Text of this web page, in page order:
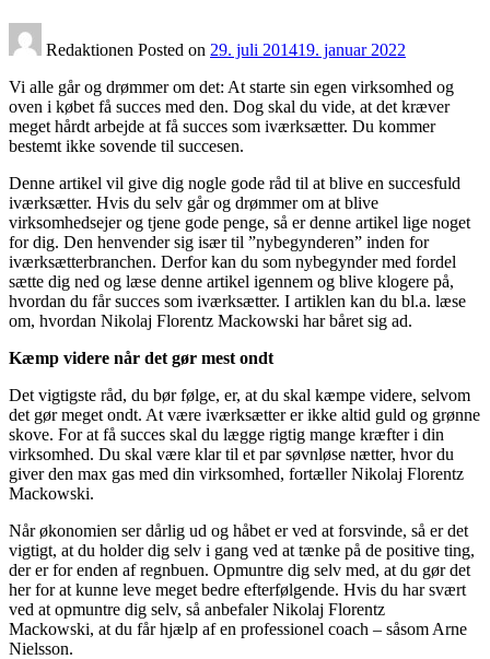
Redaktionen Posted on 29. juli 201419. januar 2022
Vi alle går og drømmer om det: At starte sin egen virksomhed og
oven i købet få succes med den. Dog skal du vide, at det kræver
meget hårdt arbejde at få succes som iværksætter. Du kommer
bestemt ikke sovende til succesen.
Denne artikel vil give dig nogle gode råd til at blive en succesfuld
iværksætter. Hvis du selv går og drømmer om at blive
virksomhedsejer og tjene gode penge, så er denne artikel lige noget
for dig. Den henvender sig især til ”nybegynderen” inden for
iværksætterbranchen. Derfor kan du som nybegynder med fordel
sætte dig ned og læse denne artikel igennem og blive klogere på,
hvordan du får succes som iværksætter. I artiklen kan du bl.a. læse
om, hvordan Nikolaj Florentz Mackowski har båret sig ad.
Kæmp videre når det gør mest ondt
Det vigtigste råd, du bør følge, er, at du skal kæmpe videre, selvom
det gør meget ondt. At være iværksætter er ikke altid guld og grønne
skove. For at få succes skal du lægge rigtig mange kræfter i din
virksomhed. Du skal være klar til et par søvnløse nætter, hvor du
giver den max gas med din virksomhed, fortæller Nikolaj Florentz
Mackowski.
Når økonomien ser dårlig ud og håbet er ved at forsvinde, så er det
vigtigt, at du holder dig selv i gang ved at tænke på de positive ting,
der er for enden af regnbuen. Opmuntre dig selv med, at du gør det
her for at kunne leve meget bedre efterfølgende. Hvis du har svært
ved at opmuntre dig selv, så anbefaler Nikolaj Florentz
Mackowski, at du får hjælp af en professionel coach – såsom Arne
Nielsson.